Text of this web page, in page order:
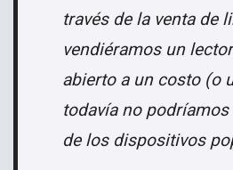
través de la venta de
vendiéramos un
abierto a un costo (o
todavía no
de los dispositivos